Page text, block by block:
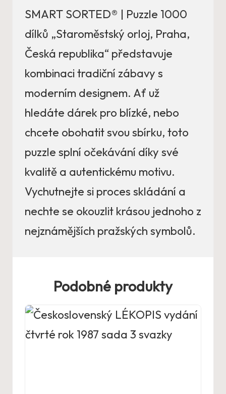
SMART SORTED® | Puzzle 1000
dílků „Staroměstský orloj, Praha,
Česká republika“ představuje
kombinaci tradiční zábavy s
moderním designem. Ať už
hledáte dárek pro blízké, nebo
chcete obohatit svou sbírku, toto
puzzle splní očekávání díky své
kvalitě a autentickému motivu.
Vychutnejte si proces skládání a
nechte se okouzlit krásou jednoho z
nejznámějších pražských symbolů.
Podobné produkty